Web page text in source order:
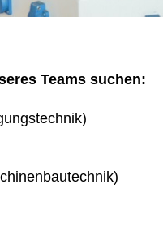
Teams suchen: